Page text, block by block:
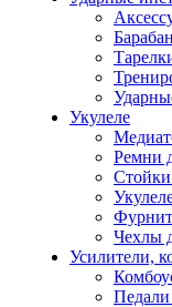
Укулеле
Ремни
Стойки
Чехлы
Усилители,